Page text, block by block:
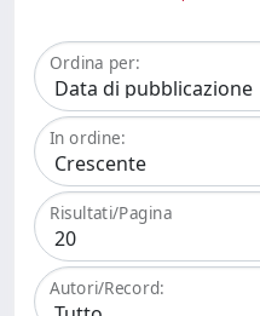
Ordina per:
In ordine:
Risultati/Pagina
Autori/Record: